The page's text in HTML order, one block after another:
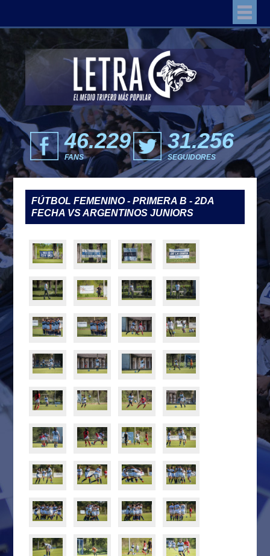
46.229
FANS
31.256
SEGUIDORES
FÚTBOL FEMENINO - PRIMERA B - 2DA
FECHA VS ARGENTINOS JUNIORS